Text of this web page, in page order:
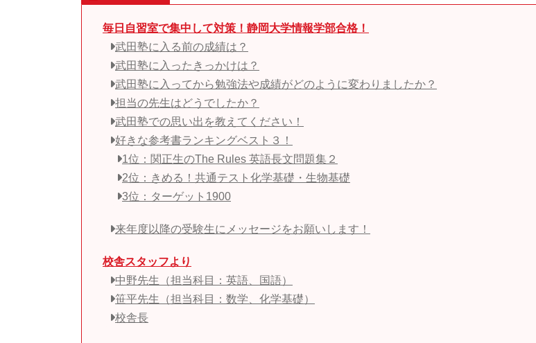
毎日自習室で集中して対策！静岡大学情報学部合格！
武田塾に入る前の成績は？
武田塾に入ったきっかけは？
武田塾に入ってから勉強法や成績がどのように変わりましたか？
担当の先生はどうでしたか？
武田塾での思い出を教えてください！
好きな参考書ランキングベスト３！
1位：関正生のThe Rules 英語長文問題集２
2位：きめる！共通テスト化学基礎・生物基礎
3位：ターゲット1900
来年度以降の受験生にメッセージをお願いします！
校舎スタッフより
中野先生（担当科目：英語、国語）
笹平先生（担当科目：数学、化学基礎）
校舎長